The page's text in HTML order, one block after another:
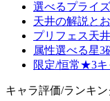
選べるプライ
天井の解説と
プリフェス天
属性選べる星3
限定/恒常★3
キャラ評価/ランキン